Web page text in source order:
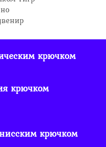
крючком
крючком
крючком